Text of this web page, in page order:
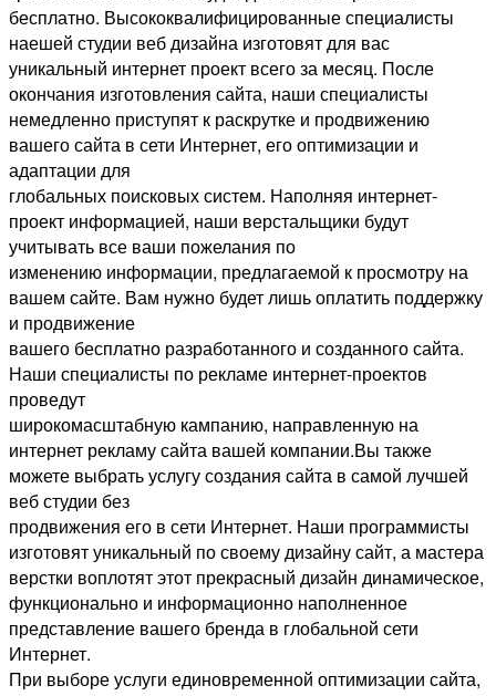
бесплатно. Высококвалифицированные специалисты
наешей студии веб дизайна изготовят для вас
уникальный интернет проект всего за месяц. После
окончания изготовления сайта, наши специалисты
немедленно приступят к раскрутке и продвижению
вашего сайта в сети Интернет, его оптимизации и
адаптации для
глобальных поисковых систем. Наполняя интернет-
проект информацией, наши верстальщики будут
учитывать все ваши пожелания по
изменению информации, предлагаемой к просмотру на
вашем сайте. Вам нужно будет лишь оплатить поддержку
и продвижение
вашего бесплатно разработанного и созданного сайта.
Наши специалисты по рекламе интернет-проектов
проведут
широкомасштабную кампанию, направленную на
интернет рекламу сайта вашей компании.Вы также
можете выбрать услугу создания сайта в самой лучшей
веб студии без
продвижения его в сети Интернет. Наши программисты
изготовят уникальный по своему дизайну сайт, а мастера
верстки воплотят этот прекрасный дизайн динамическое,
функционально и информационно наполненное
представление вашего бренда в глобальной сети
Интернет.
При выборе услуги единовременной оптимизации сайта,